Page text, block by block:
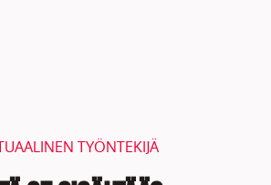
TYÖNTEKIJÄ